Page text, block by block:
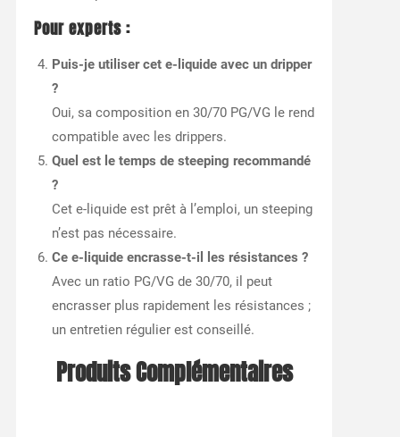
Pour experts :
Puis-je utiliser cet e-liquide avec un dripper
?
Oui, sa composition en 30/70 PG/VG le rend
compatible avec les drippers.
Quel est le temps de steeping recommandé
?
Cet e-liquide est prêt à l’emploi, un steeping
n’est pas nécessaire.
Ce e-liquide encrasse-t-il les résistances ?
Avec un ratio PG/VG de 30/70, il peut
encrasser plus rapidement les résistances ;
un entretien régulier est conseillé.
Produits Complémentaires